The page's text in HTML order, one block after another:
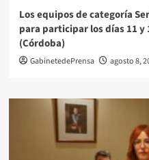
Los equipos de categoría
para participar los días 11
(Córdoba)
GabinetedePrensa agosto 8,